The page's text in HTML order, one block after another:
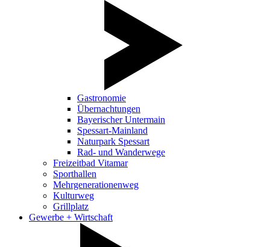
Gastronomie
Übernachtungen
Bayerischer Untermain
Spessart-Mainland
Naturpark Spessart
Rad- und Wanderwege
Freizeitbad Vitamar
Sporthallen
Mehrgenerationenweg
Kulturweg
Grillplatz
Gewerbe + Wirtschaft